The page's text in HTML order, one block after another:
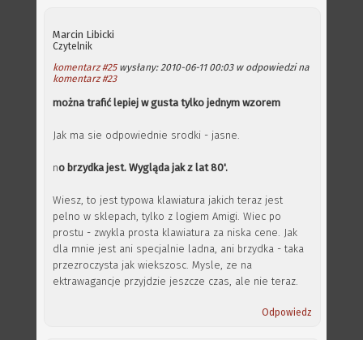
Marcin Libicki
Czytelnik
komentarz #25wysłany: 2010-06-11 00:03 w odpowiedzi na
komentarz #23
można trafić lepiej w gusta tylko jednym wzorem
Jak ma sie odpowiednie srodki - jasne.
no brzydka jest. Wygląda jak z lat 80'.
Wiesz, to jest typowa klawiatura jakich teraz jest
pelno w sklepach, tylko z logiem Amigi. Wiec po
prostu - zwykla prosta klawiatura za niska cene. Jak
dla mnie jest ani specjalnie ladna, ani brzydka - taka
przezroczysta jak wiekszosc. Mysle, ze na
ektrawagancje przyjdzie jeszcze czas, ale nie teraz.
Odpowiedz